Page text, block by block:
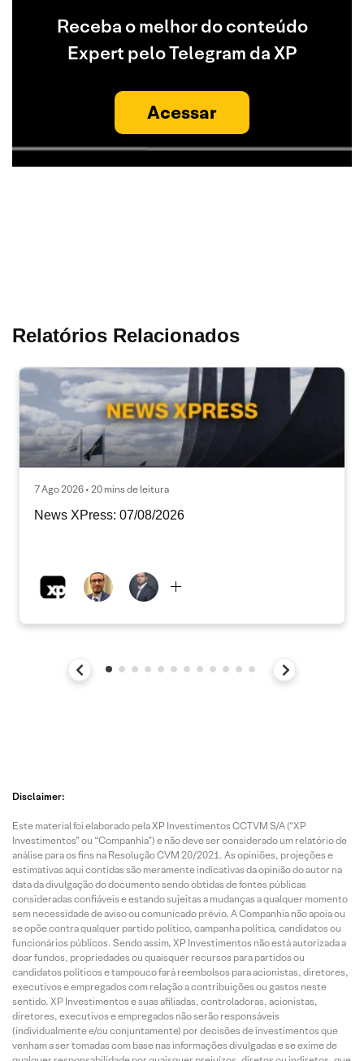
Receba o melhor do conteúdo
Expert pelo Telegram da XP
Acessar
Relatórios Relacionados
7 Ago 2026 • 20 mins de leitura
News XPress: 07/08/2026
Disclaimer:
Este material foi elaborado pela XP Investimentos CCTVM S/A (“XP
Investimentos” ou “Companhia”) e não deve ser considerado um relatório de
análise para os fins na Resolução CVM 20/2021. As opiniões, projeções e
estimativas aqui contidas são meramente indicativas da opinião do autor na
data da divulgação do documento sendo obtidas de fontes públicas
consideradas confiáveis e estando sujeitas a mudanças a qualquer momento
sem necessidade de aviso ou comunicado prévio. A Companhia não apoia ou
se opõe contra qualquer partido político, campanha política, candidatos ou
funcionários públicos. Sendo assim, XP Investimentos não está autorizada a
doar fundos, propriedades ou quaisquer recursos para partidos ou
candidatos políticos e tampouco fará reembolsos para acionistas, diretores,
executivos e empregados com relação a contribuições ou gastos neste
sentido. XP Investimentos e suas afiliadas, controladoras, acionistas,
diretores, executivos e empregados não serão responsáveis
(individualmente e/ou conjuntamente) por decisões de investimentos que
venham a ser tomadas com base nas informações divulgadas e se exime de